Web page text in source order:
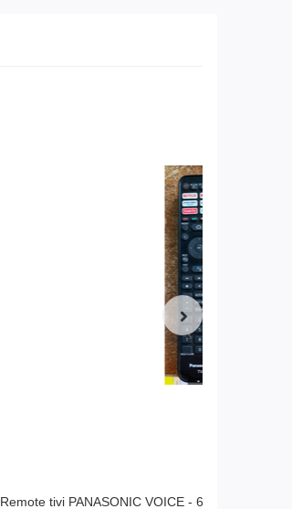
Remote tivi PANASONIC VOICE - 6 nút ứng dụng